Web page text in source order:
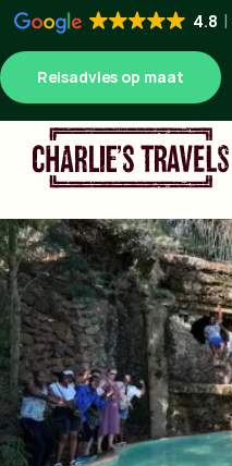
4.8
Reisadvies op maat